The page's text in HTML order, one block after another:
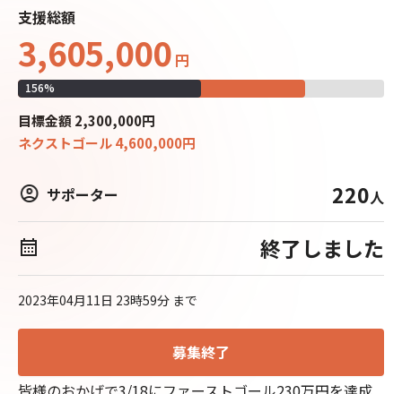
支援総額
3,605,000 円
156%
目標金額 2,300,000円
ネクストゴール4,600,000円
サポーター 220人
終了しました
2023年04月11日 23時59分 まで
募集終了